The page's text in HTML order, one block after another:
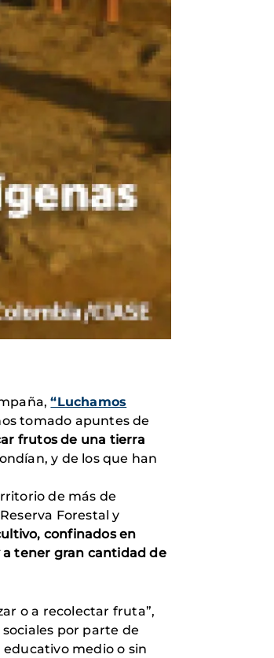
“Luchamos
tomado apuntes de
frutos de una tierra
y de los que han
de más de
Forestal y
confinados en
a tener gran cantidad de
o a recolectar fruta”,
por parte de
medio o sin